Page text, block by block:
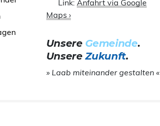
Link: Anfahrt via Google
Maps ›
Unsere Gemeinde.
UnsereZukunft.
» Laab miteinander gestalten «